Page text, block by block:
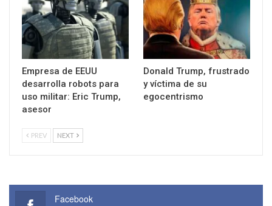
Empresa de EEUU
desarrolla robots para
uso militar: Eric Trump,
asesor
Donald Trump, frustrado
y víctima de su
egocentrismo
PREV NEXT
Facebook